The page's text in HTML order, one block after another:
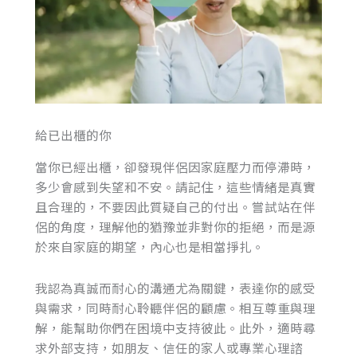
給已出櫃的你
當你已經出櫃，卻發現伴侶因家庭壓力而停滯時，
多少會感到失望和不安。請記住，這些情緒是真實
且合理的，不要因此質疑自己的付出。嘗試站在伴
侶的角度，理解他的猶豫並非對你的拒絕，而是源
於來自家庭的期望，內心也是相當掙扎。
我認為真誠而耐心的溝通尤為關鍵，表達你的感受
與需求，同時耐心聆聽伴侶的顧慮。相互尊重與理
解，能幫助你們在困境中支持彼此。此外，適時尋
求外部支持，如朋友、信任的家人或專業心理諮